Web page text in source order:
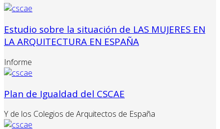
Estudio sobre la situación de LAS MUJERES EN
LA ARQUITECTURA EN ESPAÑA
Informe
Plan de Igualdad del CSCAE
Y de los Colegios de Arquitectos de España